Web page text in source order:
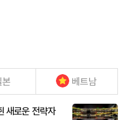
본 베트남
새로운 전략자